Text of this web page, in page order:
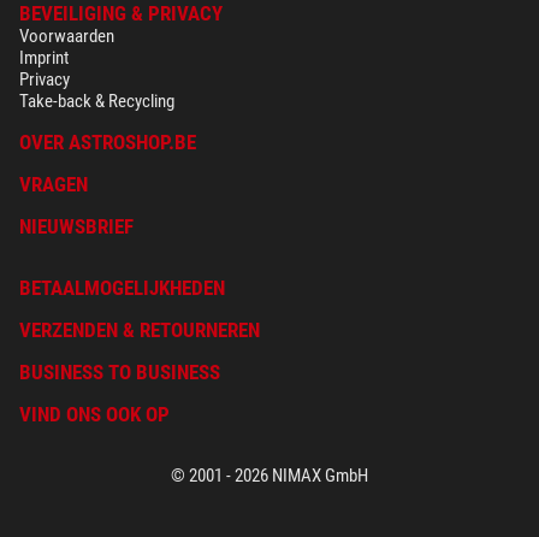
BEVEILIGING & PRIVACY
Voorwaarden
Imprint
Privacy
Take-back & Recycling
OVER ASTROSHOP.BE
VRAGEN
NIEUWSBRIEF
BETAALMOGELIJKHEDEN
VERZENDEN & RETOURNEREN
BUSINESS TO BUSINESS
VIND ONS OOK OP
© 2001 - 2026 NIMAX GmbH